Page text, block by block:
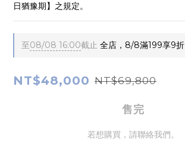
日猶豫期】之規定。
至08/08 16:00截止 全店，8/8滿199享9折
NT$48,000 NT$69,800
售完
若想購買，請聯絡我們。